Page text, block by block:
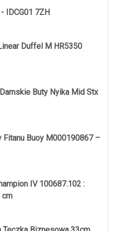
- IDCG01 7ZH
Duffel M HR5350
Buty Nyika Mid Stx
Fitanu Buoy M000190867 –
IV 100687.102 :
cm